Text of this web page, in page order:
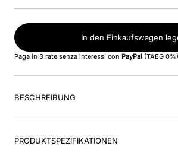
In den Einkaufswagen
Paga in 3 rate senza interessi con PayPal (TAEG
BESCHREIBUNG
PRODUKTSPEZIFIKATIONEN